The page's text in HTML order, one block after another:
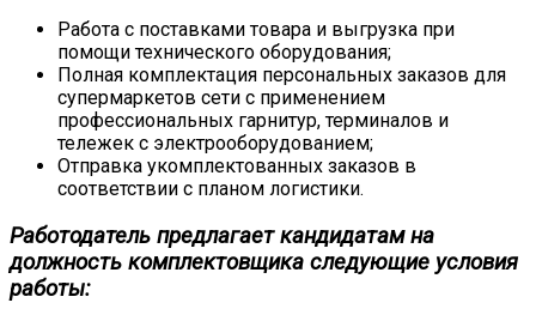
Работа с поставками товара и выгрузка при
помощи технического оборудования;
Полная комплектация персональных заказов для
супермаркетов сети с применением
профессиональных гарнитур, терминалов и
тележек с электрооборудованием;
Отправка укомплектованных заказов в
соответствии с планом логистики.
Работодатель предлагает кандидатам на
должность комплектовщика следующие условия
работы: